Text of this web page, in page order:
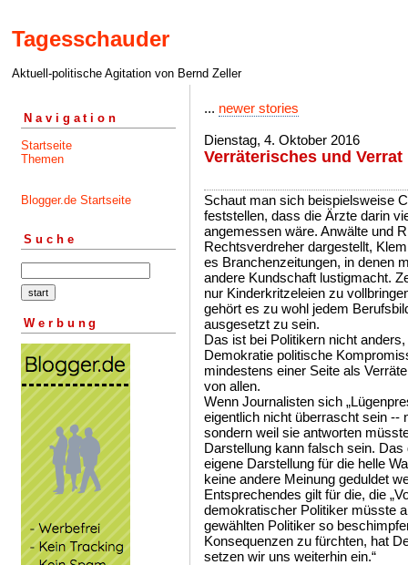
Tagesschauder
Aktuell-politische Agitation von Bernd Zeller
Navigation
Startseite
Themen
Blogger.de Startseite
Suche
Werbung
... newer stories
Dienstag, 4. Oktober 2016
Verräterisches und Verrat
Schaut man sich beispielsweise
feststellen, dass die Ärzte darin
angemessen wäre. Anwälte und
Rechtsverdreher dargestellt,
es Branchenzeitungen, in denen
andere Kundschaft lustigmacht.
nur Kinderkritzeleien zu
gehört es zu wohl jedem
ausgesetzt zu sein.
Das ist bei Politikern nicht
Demokratie politische
mindestens einer Seite als
von allen.
Wenn Journalisten sich
eigentlich nicht überrascht sein --
sondern weil sie antworten
Darstellung kann falsch sein.
eigene Darstellung für die helle
keine andere Meinung geduldet
Entsprechendes gilt für die, die
demokratischer Politiker müsste
gewählten Politiker so
Konsequenzen zu fürchten, hat
setzen wir uns weiterhin ein.“